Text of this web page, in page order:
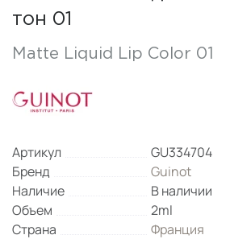
тон 01
Matte Liquid Lip Color 01
Артикул
GU334704
Бренд
Guinot
Наличие
В наличии
Объем
2ml
Страна
Франция